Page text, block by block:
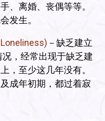
、离婚、丧偶等等。
发生。
－缺乏建立
，经常出现于缺乏建
，至少这几年没有。
成年初期，都过着寂